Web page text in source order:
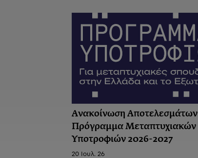
Ανακοίνωση Αποτελεσμάτων |
Πρόγραμμα Μεταπτυχιακών
Υποτροφιών 2026-2027
20 Ιουλ. 26